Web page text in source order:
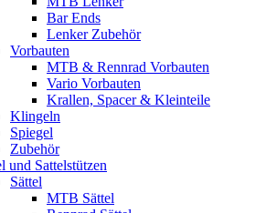
Bar Ends
Lenker Zubehör
Vorbauten
MTB & Rennrad Vorbauten
Vario Vorbauten
Krallen, Spacer & Kleinteile
Klingeln
Spiegel
Zubehör
und Sattelstützen
Sättel
MTB Sättel